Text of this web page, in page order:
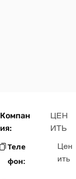
Компан
ия:
ЦЕН
ИТЬ
Теле
фон:
Цен
ить